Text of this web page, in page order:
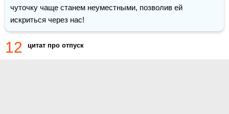
чуточку чаще станем неуместными, позволив ей
искриться через нас!
12 цитат про отпуск